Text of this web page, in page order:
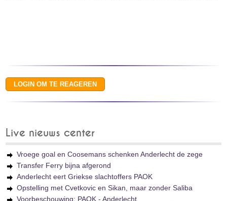
Live nieuws center
Vroege goal en Coosemans schenken Anderlecht de zege
Transfer Ferry bijna afgerond
Anderlecht eert Griekse slachtoffers PAOK
Opstelling met Cvetkovic en Sikan, maar zonder Saliba
Voorbeschouwing: PAOK - Anderlecht